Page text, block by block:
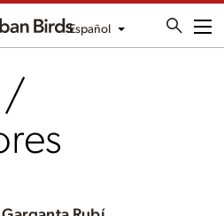
Español
/